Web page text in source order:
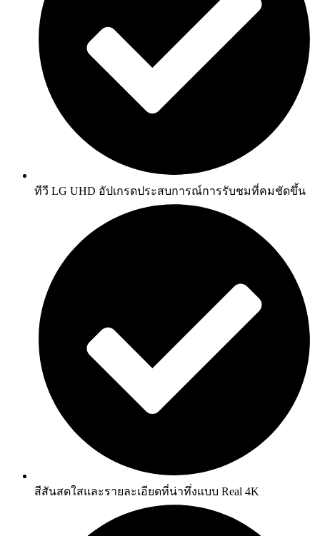
ทีวี LG UHD อัปเกรดประสบการณ์การรับชมที่คมชัดขึ้น
สีสันสดใสและรายละเอียดที่น่าทึ่งแบบ Real 4K